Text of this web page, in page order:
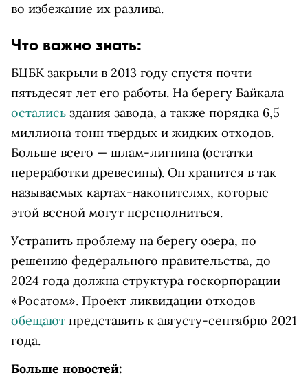
во избежание их разлива.
Что важно знать:
БЦБК закрыли в 2013 году спустя почти
пятьдесят лет его работы. На берегу Байкала
остались здания завода, а также порядка 6,5
миллиона тонн твердых и жидких отходов.
Больше всего — шлам-лигнина (остатки
переработки древесины). Он хранится в так
называемых картах-накопителях, которые
этой весной могут переполниться.
Устранить проблему на берегу озера, по
решению федерального правительства, до
2024 года должна структура госкорпорации
«Росатом». Проект ликвидации отходов
обещают представить к августу-сентябрю 2021
года.
Больше новостей: